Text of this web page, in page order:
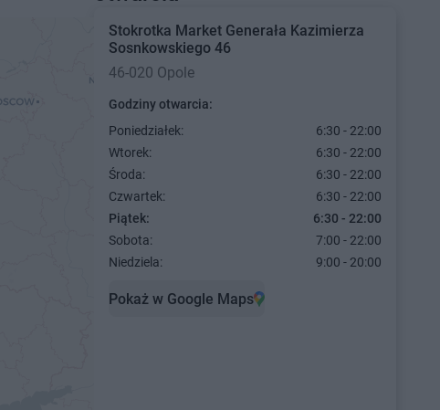
Stokrotka Market Generała Kazimierza
Sosnkowskiego 46
46-020 Opole
Godziny otwarcia:
Poniedziałek:
6:30 - 22:00
Wtorek:
6:30 - 22:00
Środa:
6:30 - 22:00
Czwartek:
6:30 - 22:00
Piątek:
6:30 - 22:00
Sobota:
7:00 - 22:00
Niedziela:
9:00 - 20:00
Pokaż w Google Maps